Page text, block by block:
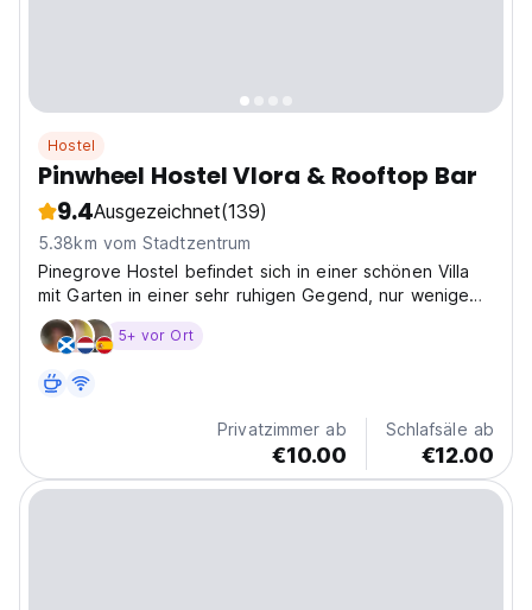
Hostel
Pinwheel Hostel Vlora & Rooftop Bar
9.4Ausgezeichnet(139)
5.38km vom Stadtzentrum
Pinegrove Hostel befindet sich in einer schönen Villa
mit Garten in einer sehr ruhigen Gegend, nur wenige
Gehminuten vom lebhaften Stadtzentrum Vlora
entfernt.
5+ vor Ort
Privatzimmer ab
€10.00
Schlafsäle ab
€12.00